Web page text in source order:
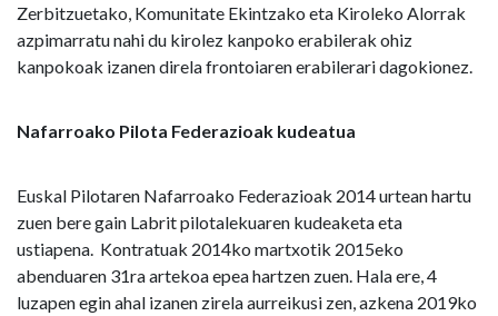
Zerbitzuetako, Komunitate Ekintzako eta Kiroleko Alorrak
azpimarratu nahi du kirolez kanpoko erabilerak ohiz
kanpokoak izanen direla frontoiaren erabilerari dagokionez.
Nafarroako Pilota Federazioak kudeatua
Euskal Pilotaren Nafarroako Federazioak 2014 urtean hartu
zuen bere gain Labrit pilotalekuaren kudeaketa eta
ustiapena. Kontratuak 2014ko martxotik 2015eko
abenduaren 31ra artekoa epea hartzen zuen. Hala ere, 4
luzapen egin ahal izanen zirela aurreikusi zen, azkena 2019ko